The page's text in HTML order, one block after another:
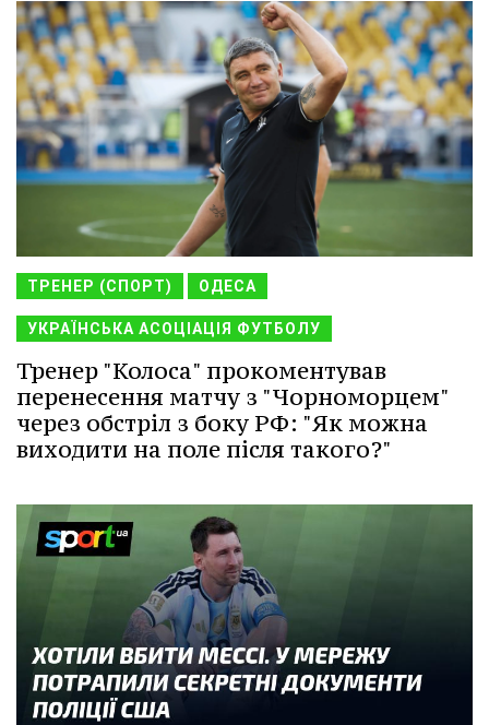
ТРЕНЕР (СПОРТ) ОДЕСА
УКРАЇНСЬКА АСОЦІАЦІЯ ФУТБОЛУ
Тренер "Колоса" прокоментував
перенесення матчу з "Чорноморцем"
через обстріл з боку РФ: "Як можна
виходити на поле після такого?"